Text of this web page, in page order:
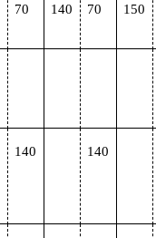
70 140 70 150
140 140